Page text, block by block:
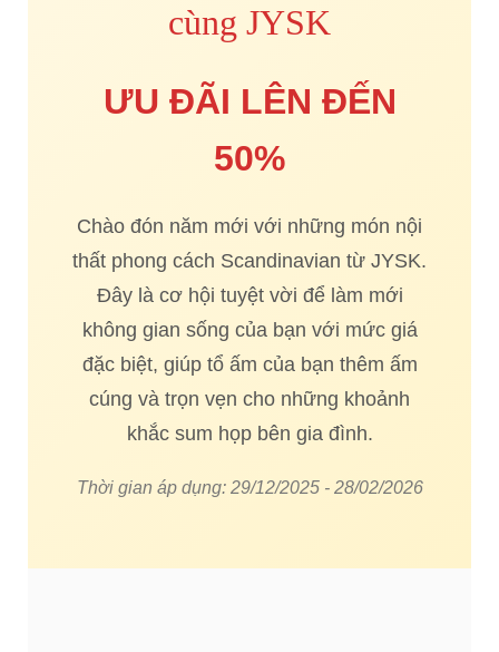
cùng JYSK
ƯU ĐÃI LÊN ĐẾN
50%
Chào đón năm mới với những món nội
thất phong cách Scandinavian từ JYSK.
Đây là cơ hội tuyệt vời để làm mới
không gian sống của bạn với mức giá
đặc biệt, giúp tổ ấm của bạn thêm ấm
cúng và trọn vẹn cho những khoảnh
khắc sum họp bên gia đình.
Thời gian áp dụng: 29/12/2025 - 28/02/2026